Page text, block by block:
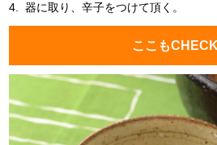
4. 器に取り、辛子をつけて頂く。
ここもCHECK